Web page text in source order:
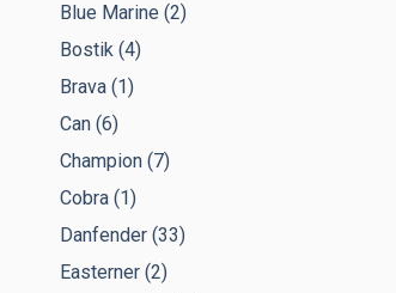
Blue Marine (2)
Bostik (4)
Brava (1)
Can (6)
Champion (7)
Cobra (1)
Danfender (33)
Easterner (2)